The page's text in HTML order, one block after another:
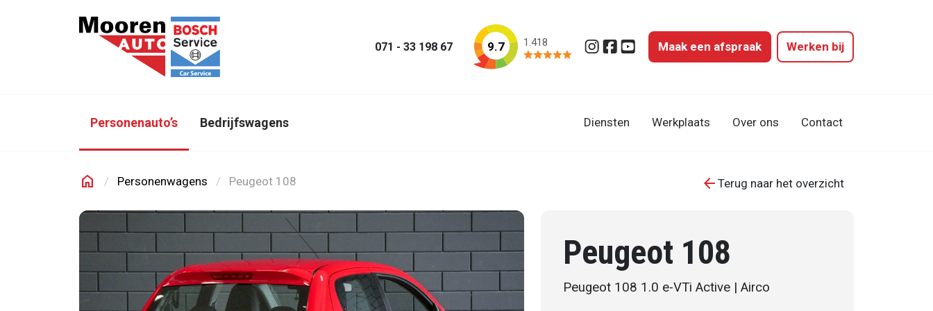
071 - 33 198 67 9.7 1.418
Instagram
Facebook
YouTubeMaak een afspraak Werken bij
Personenauto’s Bedrijfswagens Diensten Werkplaats Over ons Contact
home
Mooren Auto
Personenwagens Peugeot 108 arrow_back Terug naar het overzicht
Peugeot 108
Peugeot 108 1.0 e-VTi Active | Airco